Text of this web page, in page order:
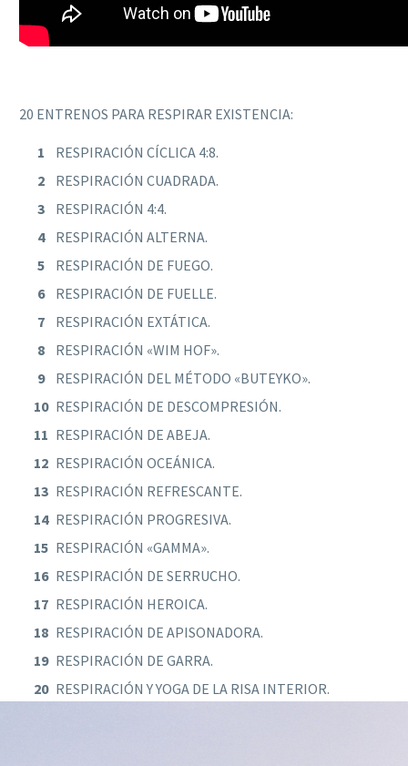
20 ENTRENOS PARA RESPIRAR EXISTENCIA:
RESPIRACIÓN CÍCLICA 4:8.
RESPIRACIÓN CUADRADA.
RESPIRACIÓN 4:4.
RESPIRACIÓN ALTERNA.
RESPIRACIÓN DE FUEGO.
RESPIRACIÓN DE FUELLE.
RESPIRACIÓN EXTÁTICA.
RESPIRACIÓN «WIM HOF».
RESPIRACIÓN DEL MÉTODO «BUTEYKO».
RESPIRACIÓN DE DESCOMPRESIÓN.
RESPIRACIÓN DE ABEJA.
RESPIRACIÓN OCEÁNICA.
RESPIRACIÓN REFRESCANTE.
RESPIRACIÓN PROGRESIVA.
RESPIRACIÓN «GAMMA».
RESPIRACIÓN DE SERRUCHO.
RESPIRACIÓN HEROICA.
RESPIRACIÓN DE APISONADORA.
RESPIRACIÓN DE GARRA.
RESPIRACIÓN Y YOGA DE LA RISA INTERIOR.